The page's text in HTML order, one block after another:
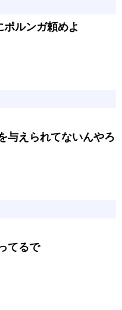
ルンガ頼めよ
与えられてないんやろ
てるで